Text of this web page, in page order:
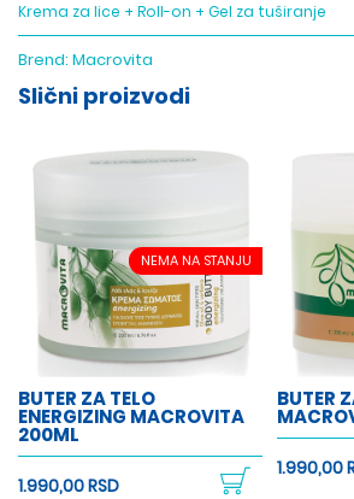
Krema za lice + Roll-on + Gel za tuširanje
Brend:Macrovita
Slični proizvodi
NEMA NA STANJU
BUTER ZA TELO
ENERGIZING MACROVITA
200ML
1.990,00 RSD
BUTER
1.990,00